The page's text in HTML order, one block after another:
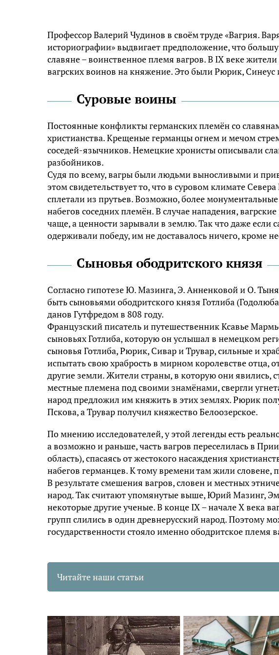
Профессор Валерий Чудинов в своём труде «Вагрия.
историографии» выдвигает предположение, что
славяне – воинственное племя вагров. В IX веке
вагрских воинов на княжение. Это были Рюрик, Синеус
Суровые воины
Постоянные конфликты германских племён со
христианства. Крещеные германцы огнем и мечом
соседей-язычников. Немецкие хронисты описывали
разбойников.
Судя по всему, вагры были людьми выносливыми и
этом свидетельствует то, что в суровом климате
сплетали из прутьев. Возможно, более
набегов соседних племён. В случае нападения,
чаще, а ценности зарывали в землю. Так что даже если
одерживали победу, им не доставалось ничего, кроме
Сыновья ободритского князя
Согласно гипотезе Ю. Мазинга, Э. Анненковой и О.
быть сыновьями ободритского князя Готлиба
данов Гутфредом в 808 году.
Французский писатель и путешественник Ксавье
сыновьях Готлиба, которую он услышал в немецком
сыновья Готлиба, Рюрик, Сивар и Трувар, сильные и
испытать свою храбрость в мирном королевстве отца,
другие земли. Жители страны, в которую они явились,
местные племена под своими знамёнами, свергли
народ предложил им княжить в этих землях. Рюрик
Пскова, а Трувар получил княжество Белоозерское.
По мнению исследователей, у этой легенды есть
а возможно и раньше, часть вагров переселилась в
область), спасаясь от жестокого насаждения
набегов германцев. К тому времени там жили
В результате смешения вагров, словен и местных
народ. Так считают упомянутые выше, Юрий Мазинг,
некоторые другие ученые. В конце IX – начале Х века
групп слились в один древнерусский народ. Поэтому
государственности стояло именно ободритское племя
Читайте наши статьи